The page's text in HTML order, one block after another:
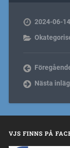
2024-06-14
Nästa
VJS FINNS PÅ